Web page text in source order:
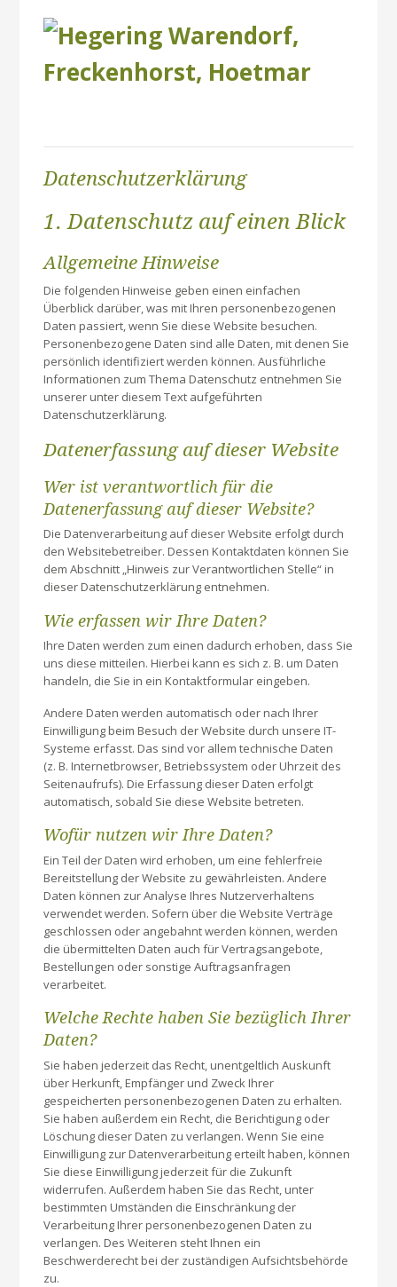
Datenschutzerklärung
1. Datenschutz auf einen Blick
Allgemeine Hinweise
Die folgenden Hinweise geben einen einfachen
Überblick darüber, was mit Ihren personenbezogenen
Daten passiert, wenn Sie diese Website besuchen.
Personenbezogene Daten sind alle Daten, mit denen Sie
persönlich identifiziert werden können. Ausführliche
Informationen zum Thema Datenschutz entnehmen Sie
unserer unter diesem Text aufgeführten
Datenschutzerklärung.
Datenerfassung auf dieser Website
Wer ist verantwortlich für die
Datenerfassung auf dieser Website?
Die Datenverarbeitung auf dieser Website erfolgt durch
den Websitebetreiber. Dessen Kontaktdaten können Sie
dem Abschnitt „Hinweis zur Verantwortlichen Stelle“ in
dieser Datenschutzerklärung entnehmen.
Wie erfassen wir Ihre Daten?
Ihre Daten werden zum einen dadurch erhoben, dass Sie
uns diese mitteilen. Hierbei kann es sich z. B. um Daten
handeln, die Sie in ein Kontaktformular eingeben.
Andere Daten werden automatisch oder nach Ihrer
Einwilligung beim Besuch der Website durch unsere IT-
Systeme erfasst. Das sind vor allem technische Daten
(z. B. Internetbrowser, Betriebssystem oder Uhrzeit des
Seitenaufrufs). Die Erfassung dieser Daten erfolgt
automatisch, sobald Sie diese Website betreten.
Wofür nutzen wir Ihre Daten?
Ein Teil der Daten wird erhoben, um eine fehlerfreie
Bereitstellung der Website zu gewährleisten. Andere
Daten können zur Analyse Ihres Nutzerverhaltens
verwendet werden. Sofern über die Website Verträge
geschlossen oder angebahnt werden können, werden
die übermittelten Daten auch für Vertragsangebote,
Bestellungen oder sonstige Auftragsanfragen
verarbeitet.
Welche Rechte haben Sie bezüglich Ihrer
Daten?
Sie haben jederzeit das Recht, unentgeltlich Auskunft
über Herkunft, Empfänger und Zweck Ihrer
gespeicherten personenbezogenen Daten zu erhalten.
Sie haben außerdem ein Recht, die Berichtigung oder
Löschung dieser Daten zu verlangen. Wenn Sie eine
Einwilligung zur Datenverarbeitung erteilt haben, können
Sie diese Einwilligung jederzeit für die Zukunft
widerrufen. Außerdem haben Sie das Recht, unter
bestimmten Umständen die Einschränkung der
Verarbeitung Ihrer personenbezogenen Daten zu
verlangen. Des Weiteren steht Ihnen ein
Beschwerderecht bei der zuständigen Aufsichtsbehörde
zu.